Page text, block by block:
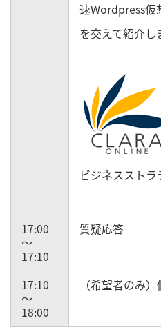
速Wordpress仮
を交えて紹介し
ビジネススト
17:00
～
17:10
質疑応答
17:10
～
18:00
（希望者のみ